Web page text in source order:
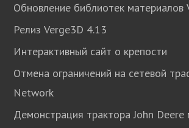
Обновление библиотек материалов
Релиз Verge3D 4.13
Интерактивный сайт о крепости
Отмена ограничений на сетевой
Network
Демонстрация трактора John